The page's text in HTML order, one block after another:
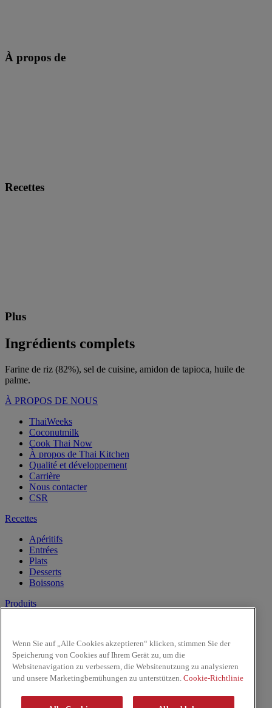
À propos de
Recettes
Plus
Ingrédients complets
Farine de riz (82%), sel de cuisine, amidon de tapioca, huile de
palme.
À PROPOS DE NOUS
ThaiWeeks
Coconutmilk
Cook Thai Now
À propos de Thai Kitchen
Qualité et développement
Carrière
Nous contacter
CSR
Recettes
Apéritifs
Entrées
Plats
Desserts
Boissons
Produits
Riz & Nouilles
Sauces prêtes à l'emploi
Sauces
Youtube
Wenn Sie auf „Alle Cookies akzeptieren“ klicken, stimmen Sie der
Speicherung von Cookies auf Ihrem Gerät zu, um die
Websitenavigation zu verbessern, die Websitenutzung zu analysieren
und unsere Marketingbemühungen zu unterstützen. Cookie-Richtlinie